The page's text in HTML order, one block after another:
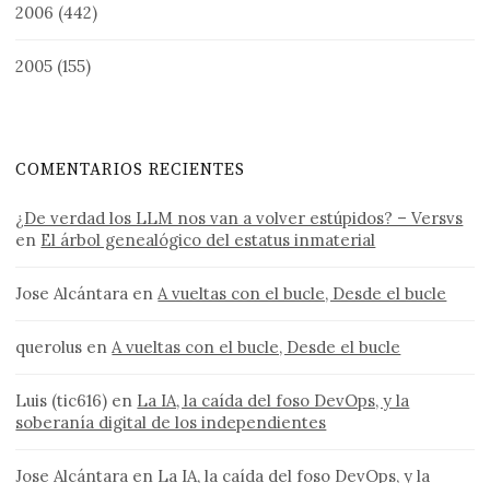
2006 (442)
2005 (155)
COMENTARIOS RECIENTES
¿De verdad los LLM nos van a volver estúpidos? – Versvs
en El árbol genealógico del estatus inmaterial
Jose Alcántara en A vueltas con el bucle, Desde el bucle
querolus en A vueltas con el bucle, Desde el bucle
Luis (tic616) en La IA, la caída del foso DevOps, y la
soberanía digital de los independientes
Jose Alcántara en La IA, la caída del foso DevOps, y la